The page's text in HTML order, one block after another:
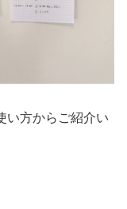
い方からご紹介い